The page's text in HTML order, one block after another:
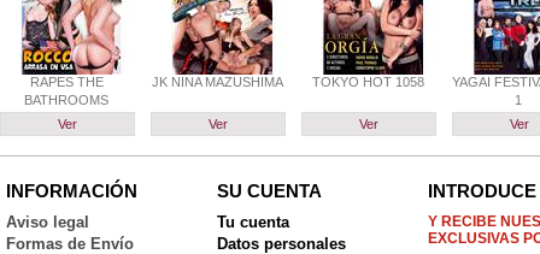
RAPES THE
BATHROOMS
Ver
JK NINA MAZUSHIMA
Ver
TOKYO HOT 1058
Ver
YAGAI
1
Ver
INFORMACIÓN
Aviso legal
Formas de Envío
SU CUENTA
Tu cuenta
Datos personales
Y RECIBE
EXCLUSIVAS